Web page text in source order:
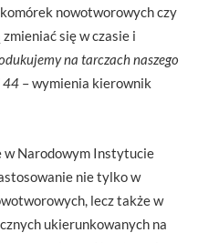
nowotworowych czy
się w czasie i
na tarczach naszego
44 – wymienia kierownik
w Narodowym Instytucie
nie tylko w
lecz także w
ukierunkowanych na